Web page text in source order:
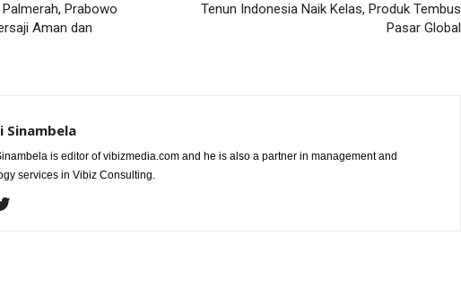
Prabowo
Aman dan
Tenun Indonesia Naik Kelas, Produk Tembus
Pasar Global
Sinambela
is editor of vibizmedia.com and he is also a partner in management and
services in Vibiz Consulting.